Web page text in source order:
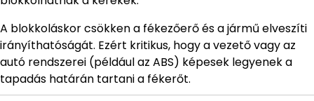
A blokkoláskor csökken a fékezőerő és a jármű elveszíti
irányíthatóságát. Ezért kritikus, hogy a vezető vagy az
autó rendszerei (például az ABS) képesek legyenek a
tapadás határán tartani a fékerőt.